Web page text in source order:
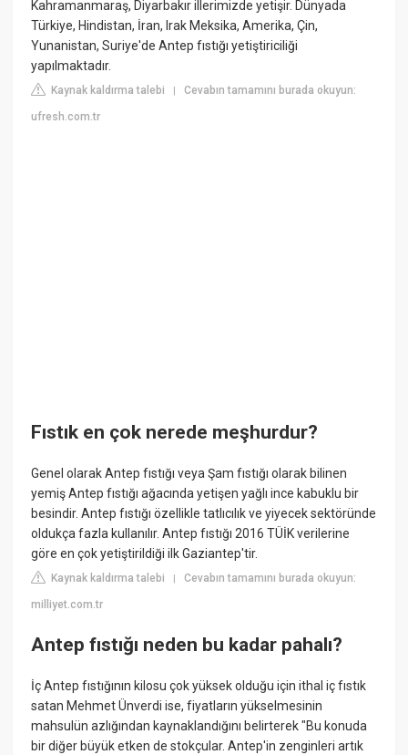
Kahramanmaraş, Diyarbakır illerimizde yetişir. Dünyada
Türkiye, Hindistan, İran, Irak Meksika, Amerika, Çin,
Yunanistan, Suriye'de Antep fıstığı yetiştiriciliği
yapılmaktadır.
Kaynak kaldırma talebi |Cevabın tamamını burada okuyun:
ufresh.com.tr
Fıstık en çok nerede meşhurdur?
Genel olarak Antep fıstığı veya Şam fıstığı olarak bilinen
yemiş Antep fıstığı ağacında yetişen yağlı ince kabuklu bir
besindir. Antep fıstığı özellikle tatlıcılık ve yiyecek sektöründe
oldukça fazla kullanılır. Antep fıstığı 2016 TÜİK verilerine
göre en çok yetiştirildiği ilk Gaziantep'tir.
Kaynak kaldırma talebi |Cevabın tamamını burada okuyun:
milliyet.com.tr
Antep fıstığı neden bu kadar pahalı?
İç Antep fıstığının kilosu çok yüksek olduğu için ithal iç fıstık
satan Mehmet Ünverdi ise, fiyatların yükselmesinin
mahsulün azlığından kaynaklandığını belirterek "Bu konuda
bir diğer büyük etken de stokçular. Antep'in zenginleri artık